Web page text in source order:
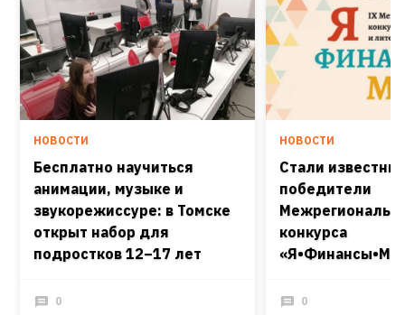
НОВОСТИ
Бесплатно научиться
анимации, музыке и
звукорежиссуре: в Томске
открыт набор для
подростков 12–17 лет
0
НОВОСТИ
Стали известны
победители
конкурса
0